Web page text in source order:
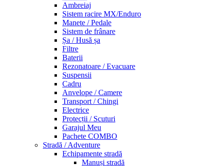
Ambreiaj
Sistem racire MX/Enduro
Manete / Pedale
Sistem de frânare
Șa / Husă șa
Filtre
Baterii
Rezonatoare / Evacuare
Suspensii
Cadru
Anvelope / Camere
Transport / Chingi
Electrice
Protecții / Scuturi
Garajul Meu
Pachete COMBO
Stradă / Adventure
Echipamente stradă
Manuși stradă